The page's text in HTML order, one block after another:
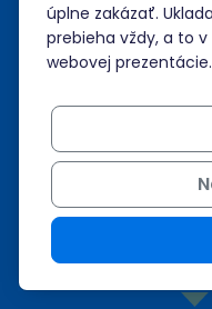
úplne zakázať.
prebieha vždy, a to
webovej prezentácie.